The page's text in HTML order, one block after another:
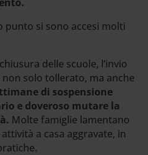
si sono accesi molti
delle scuole, l’invio
solo tollerato, ma anche
di sospensione
e doveroso mutare la
Molte famiglie lamentano
a casa aggravate, in